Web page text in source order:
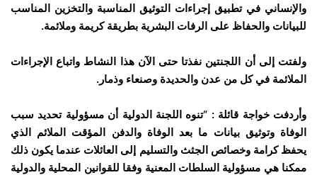
والإنساني في تطبيق إجراءات التوثيق المناسبة والتخزين المناسب
للبيانات والحفاظ على الرفات البشرية بطريقة كريمة وملائمة.
ولفتت إلى أن اللجنتين نفذتا حتى الآن هذا النشاط واتباع الإجراءات
الملائمة في كل من عدن والحديدة وصنعاء وذمار.
وأردفت خواجة قائلة : “تنوه اللجنة الدولية أن مسؤولية تحديد سبب
الوفاة وتوثيق بيانات ما بعد الوفاة والدفن المؤقت الملائم الذي
يحفظ كرامة وخصائص الجثث والتسليم إلى العائلات عندما يكون ذلك
ممكنا هي مسؤولية السلطات المعنية وفقا للقوانين المحلية والدولية